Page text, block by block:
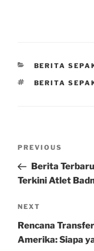
CATEGORIES
BERITA
TAGS
BERITA
Previous
Post
PREVIOUS
Berita
Terkini Atlet
Next
Post
NEXT
Rencana
Amerika: Siapa